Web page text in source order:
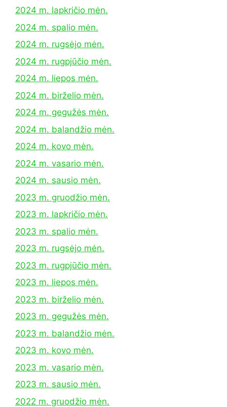
2024 m. lapkričio mėn.
2024 m. spalio mėn.
2024 m. rugsėjo mėn.
2024 m. rugpjūčio mėn.
2024 m. liepos mėn.
2024 m. birželio mėn.
2024 m. gegužės mėn.
2024 m. balandžio mėn.
2024 m. kovo mėn.
2024 m. vasario mėn.
2024 m. sausio mėn.
2023 m. gruodžio mėn.
2023 m. lapkričio mėn.
2023 m. spalio mėn.
2023 m. rugsėjo mėn.
2023 m. rugpjūčio mėn.
2023 m. liepos mėn.
2023 m. birželio mėn.
2023 m. gegužės mėn.
2023 m. balandžio mėn.
2023 m. kovo mėn.
2023 m. vasario mėn.
2023 m. sausio mėn.
2022 m. gruodžio mėn.